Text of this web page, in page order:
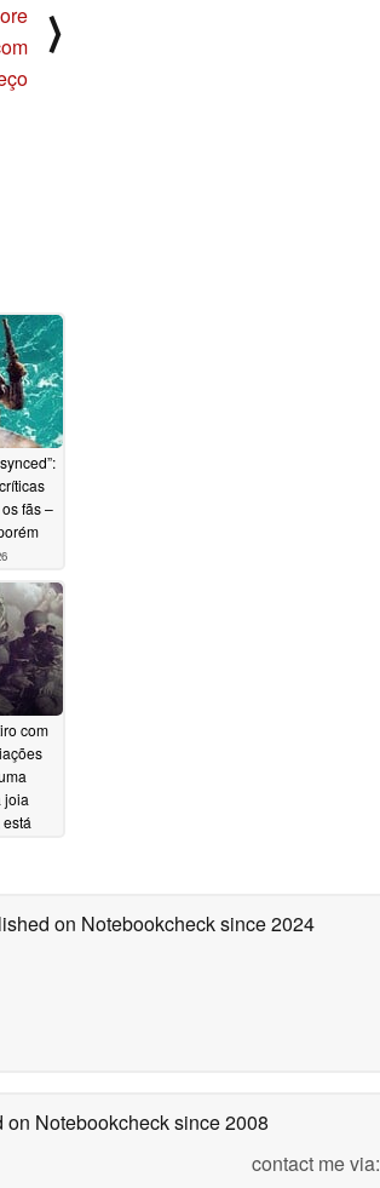
⟩
fãs –
com
joia
on Notebookchecksince 2024
on Notebookchecksince 2008
contact me via: